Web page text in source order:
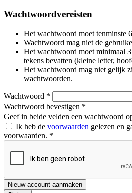
Wachtwoordvereisten
Het wachtwoord moet tenminste
Wachtwoord mag niet de
Het wachtwoord moet minimaal
tekens bevatten (kleine letter,
Het wachtwoord mag niet gelijk
wachtwoorden.
Wachtwoord *
Wachtwoord bevestigen *
Geef in beide velden een wachtwoord
Ik heb de voorwaarden gelezen en
voorwaarden. *
Nieuw account aanmaken